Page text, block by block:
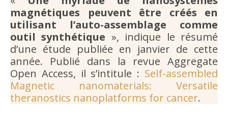
magnétiques peuvent être créés en
utilisant l’auto-assemblage comme
outil synthétique », indique le résumé
d’une étude publiée en janvier de cette
année. Publié dans la revue Aggregate
Open Access, il s’intitule : Self-assembled
Magnetic nanomaterials: Versatile
theranostics nanoplatforms for cancer.